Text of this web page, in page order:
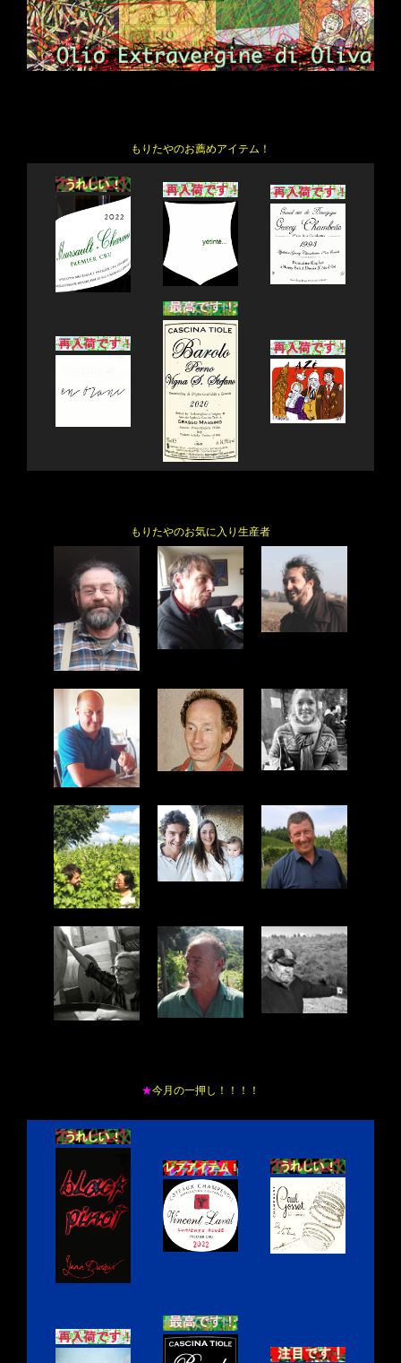
もりたやのお薦めアイテム！
もりたやのお気に入り生産者
★今月の一押し！！！！